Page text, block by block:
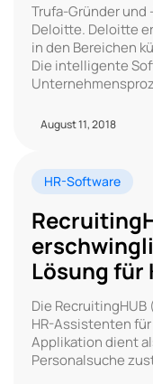
Trufa-Gründer und
Deloitte. Deloitte
in den Bereichen
Die intelligente
August 11, 2018
HR-Software
Lösung für
Die
HR-Assistenten
Applikation dient
Personalsuche